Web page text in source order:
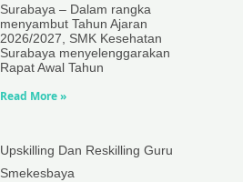
Surabaya – Dalam rangka
menyambut Tahun Ajaran
2026/2027, SMK Kesehatan
Surabaya menyelenggarakan
Rapat Awal Tahun
Read More »
Upskilling Dan Reskilling Guru
Smekesbaya